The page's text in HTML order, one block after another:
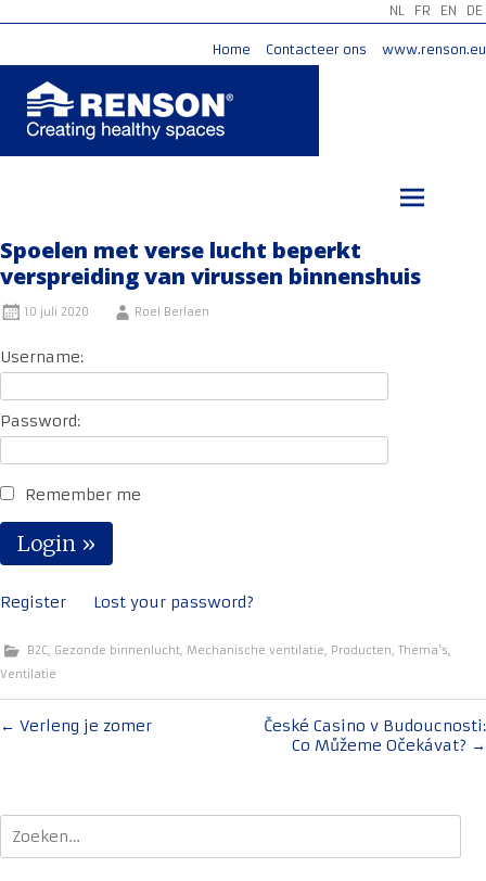
NL FR EN DE
Home Contacteer ons www.renson.eu
Spoelen met verse lucht beperkt
verspreiding van virussen binnenshuis
10 juli 2020 Roel Berlaen
Username:
Password:
Remember me
Register Lost your password?
B2C, Gezonde binnenlucht, Mechanische ventilatie, Producten, Thema's,
Ventilatie
Bericht
← Verleng je zomer
České Casino v Budoucnosti:
Co Můžeme Očekávat? →
Zoeken
naar: